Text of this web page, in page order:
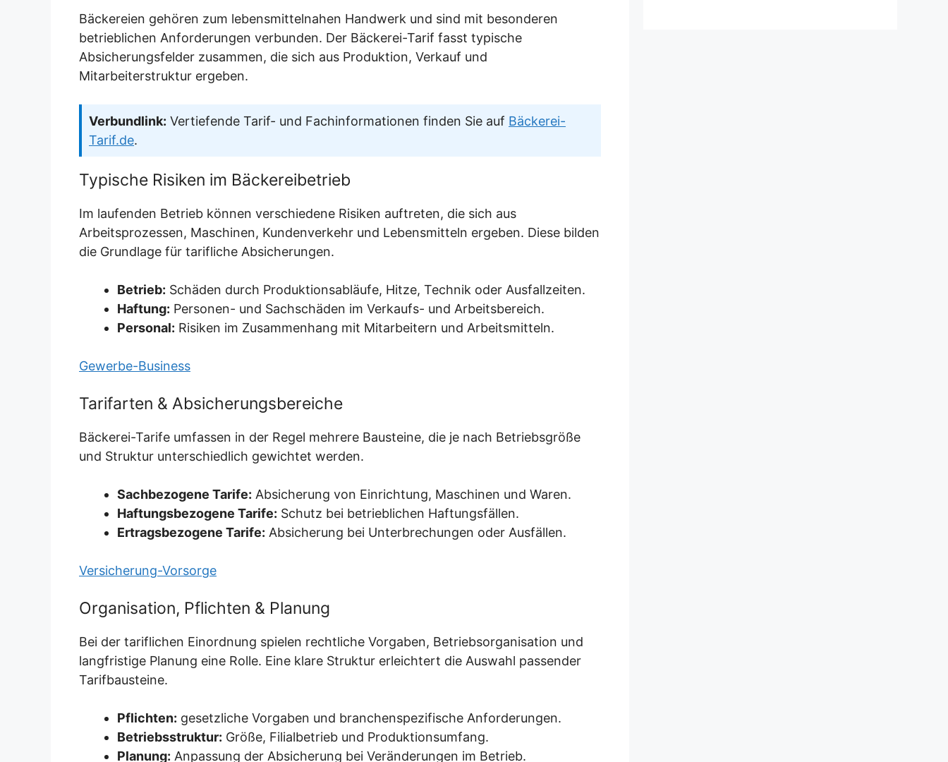
Bäckereien gehören zum lebensmittelnahen Handwerk und sind mit besonderen
betrieblichen Anforderungen verbunden. Der Bäckerei-Tarif fasst typische
Absicherungsfelder zusammen, die sich aus Produktion, Verkauf und
Mitarbeiterstruktur ergeben.
Verbundlink: Vertiefende Tarif- und Fachinformationen finden Sie auf Bäckerei-
Tarif.de.
Typische Risiken im Bäckereibetrieb
Im laufenden Betrieb können verschiedene Risiken auftreten, die sich aus
Arbeitsprozessen, Maschinen, Kundenverkehr und Lebensmitteln ergeben. Diese bilden
die Grundlage für tarifliche Absicherungen.
Betrieb: Schäden durch Produktionsabläufe, Hitze, Technik oder Ausfallzeiten.
Haftung: Personen- und Sachschäden im Verkaufs- und Arbeitsbereich.
Personal: Risiken im Zusammenhang mit Mitarbeitern und Arbeitsmitteln.
Gewerbe-Business
Tarifarten & Absicherungsbereiche
Bäckerei-Tarife umfassen in der Regel mehrere Bausteine, die je nach Betriebsgröße
und Struktur unterschiedlich gewichtet werden.
Sachbezogene Tarife: Absicherung von Einrichtung, Maschinen und Waren.
Haftungsbezogene Tarife: Schutz bei betrieblichen Haftungsfällen.
Ertragsbezogene Tarife: Absicherung bei Unterbrechungen oder Ausfällen.
Versicherung-Vorsorge
Organisation, Pflichten & Planung
Bei der tariflichen Einordnung spielen rechtliche Vorgaben, Betriebsorganisation und
langfristige Planung eine Rolle. Eine klare Struktur erleichtert die Auswahl passender
Tarifbausteine.
Pflichten: gesetzliche Vorgaben und branchenspezifische Anforderungen.
Betriebsstruktur: Größe, Filialbetrieb und Produktionsumfang.
Planung: Anpassung der Absicherung bei Veränderungen im Betrieb.